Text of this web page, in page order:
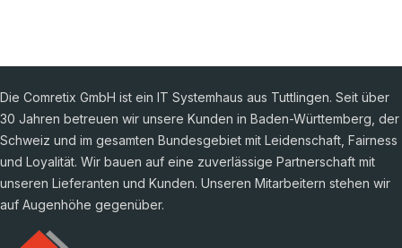
Die Comretix GmbH ist ein IT Systemhaus aus Tuttlingen. Seit über
30 Jahren betreuen wir unsere Kunden in Baden-Württemberg, der
Schweiz und im gesamten Bundesgebiet mit Leidenschaft, Fairness
und Loyalität. Wir bauen auf eine zuverlässige Partnerschaft mit
unseren Lieferanten und Kunden. Unseren Mitarbeitern stehen wir
auf Augenhöhe gegenüber.